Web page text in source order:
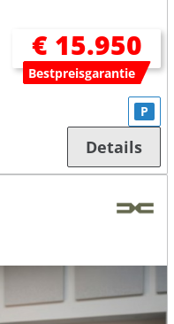
€ 15.950
Bestpreisgarantie
P
Details